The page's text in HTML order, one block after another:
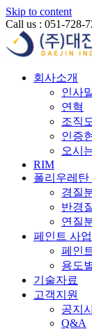
Skip to content
Call us : 051-728-
회사소개
인사
연혁
조직
인증
오시
RIM
폴리우레탄
경질
반경
연질
페인트 사
페인
용도
기술자료
고객지원
공지
Q&A